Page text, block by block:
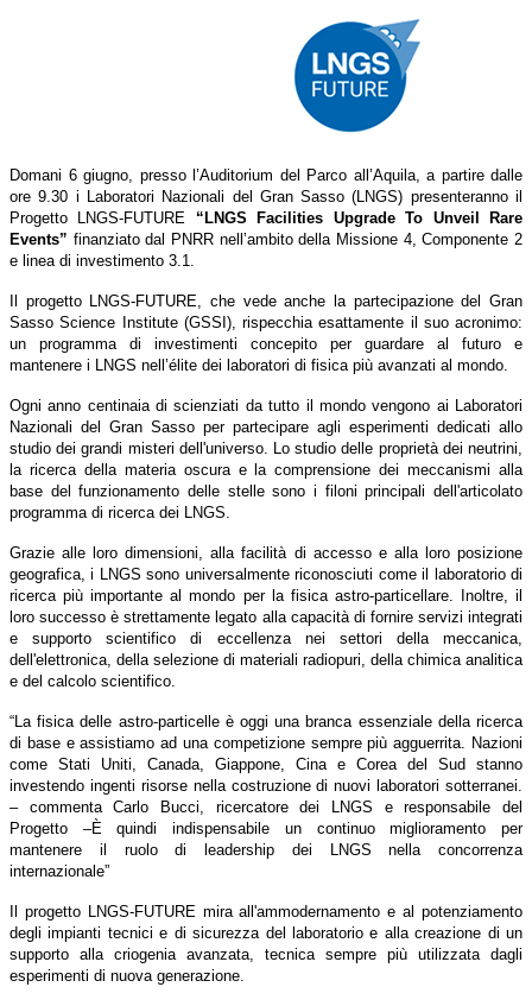
Domani 6 giugno, presso l’Auditorium del Parco all’Aquila, a partire dalle
ore 9.30 i Laboratori Nazionali del Gran Sasso (LNGS) presenteranno il
Progetto LNGS-FUTURE “LNGS Facilities Upgrade To Unveil Rare
Events” finanziato dal PNRR nell’ambito della Missione 4, Componente 2
e linea di investimento 3.1.
Il progetto LNGS-FUTURE, che vede anche la partecipazione del Gran
Sasso Science Institute (GSSI), rispecchia esattamente il suo acronimo:
un programma di investimenti concepito per guardare al futuro e
mantenere i LNGS nell’élite dei laboratori di fisica più avanzati al mondo.
Ogni anno centinaia di scienziati da tutto il mondo vengono ai Laboratori
Nazionali del Gran Sasso per partecipare agli esperimenti dedicati allo
studio dei grandi misteri dell'universo. Lo studio delle proprietà dei neutrini,
la ricerca della materia oscura e la comprensione dei meccanismi alla
base del funzionamento delle stelle sono i filoni principali dell'articolato
programma di ricerca dei LNGS.
Grazie alle loro dimensioni, alla facilità di accesso e alla loro posizione
geografica, i LNGS sono universalmente riconosciuti come il laboratorio di
ricerca più importante al mondo per la fisica astro-particellare. Inoltre, il
loro successo è strettamente legato alla capacità di fornire servizi integrati
e supporto scientifico di eccellenza nei settori della meccanica,
dell'elettronica, della selezione di materiali radiopuri, della chimica analitica
e del calcolo scientifico.
“La fisica delle astro-particelle è oggi una branca essenziale della ricerca
di base e assistiamo ad una competizione sempre più agguerrita. Nazioni
come Stati Uniti, Canada, Giappone, Cina e Corea del Sud stanno
investendo ingenti risorse nella costruzione di nuovi laboratori sotterranei.
– commenta Carlo Bucci, ricercatore dei LNGS e responsabile del
Progetto –È quindi indispensabile un continuo miglioramento per
mantenere il ruolo di leadership dei LNGS nella concorrenza
internazionale”
Il progetto LNGS-FUTURE mira all'ammodernamento e al potenziamento
degli impianti tecnici e di sicurezza del laboratorio e alla creazione di un
supporto alla criogenia avanzata, tecnica sempre più utilizzata dagli
esperimenti di nuova generazione.